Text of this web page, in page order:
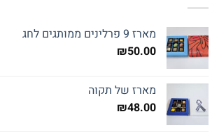
מארז 9 פרלינים ממותגים לחג
₪50.00
מארז של תקוה
₪48.00